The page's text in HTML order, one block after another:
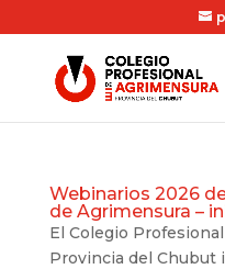
Webinarios 2026
de Agrimensura –
El Colegio
Provincia del Chubut